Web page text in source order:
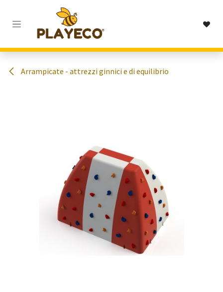
Passa al contenuto
Arrampicate - attrezzi ginnici e di equilibrio